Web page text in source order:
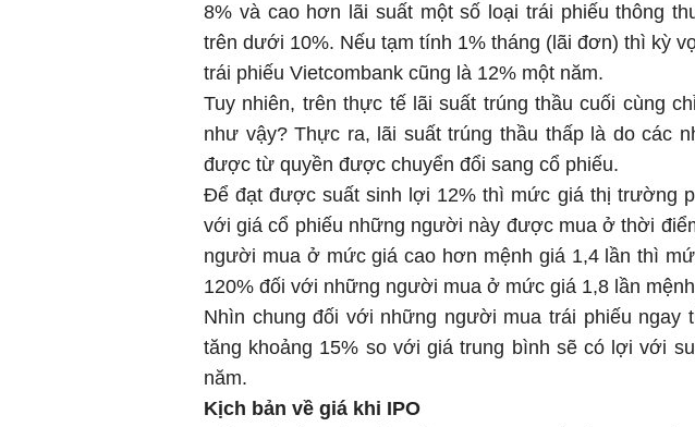
8% và cao hơn lãi suất một số loại trái phiếu thông
trên dưới 10%. Nếu tạm tính 1% tháng (lãi đơn) thì kỳ
trái phiếu Vietcombank cũng là 12% một năm.
Tuy nhiên, trên thực tế lãi suất trúng thầu cuối cùng
như vậy? Thực ra, lãi suất trúng thầu thấp là do các
được từ quyền được chuyển đổi sang cổ phiếu.
Để đạt được suất sinh lợi 12% thì mức giá thị trường
với giá cổ phiếu những người này được mua ở thời
người mua ở mức giá cao hơn mệnh giá 1,4 lần thì
120% đối với những người mua ở mức giá 1,8 lần
Nhìn chung đối với những người mua trái phiếu ngay
tăng khoảng 15% so với giá trung bình sẽ có lợi với
năm.
Kịch bản về giá khi IPO